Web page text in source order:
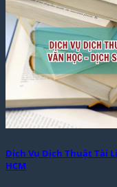
Dịch Vụ Dịch Thuật Tài
HCM